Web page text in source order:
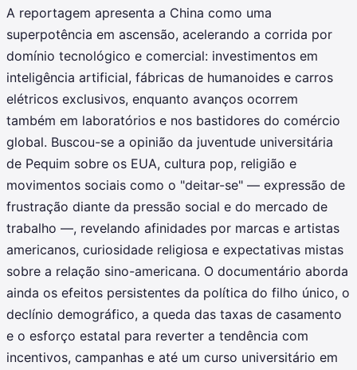
A reportagem apresenta a China como uma
superpotência em ascensão, acelerando a corrida por
domínio tecnológico e comercial: investimentos em
inteligência artificial, fábricas de humanoides e carros
elétricos exclusivos, enquanto avanços ocorrem
também em laboratórios e nos bastidores do comércio
global. Buscou-se a opinião da juventude universitária
de Pequim sobre os EUA, cultura pop, religião e
movimentos sociais como o "deitar-se" — expressão de
frustração diante da pressão social e do mercado de
trabalho —, revelando afinidades por marcas e artistas
americanos, curiosidade religiosa e expectativas mistas
sobre a relação sino-americana. O documentário aborda
ainda os efeitos persistentes da política do filho único, o
declínio demográfico, a queda das taxas de casamento
e o esforço estatal para reverter a tendência com
incentivos, campanhas e até um curso universitário em